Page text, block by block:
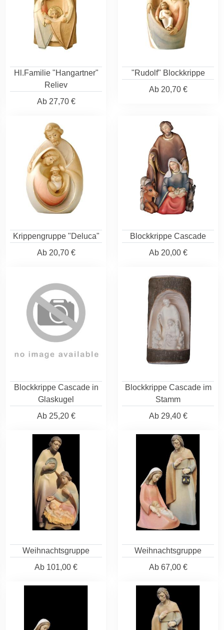
Hl.Familie "Hangartner"
Reliev
Ab27,70 €
"Rudolf" Blockkrippe
Ab20,70 €
Krippengruppe "Deluca"
Ab20,70 €
Blockkrippe Cascade
Ab20,00 €
Blockkrippe Cascade in
Glaskugel
Ab25,20 €
Blockkrippe Cascade im
Stamm
Ab29,40 €
Weihnachtsgruppe
Ab 101,00 €
Weihnachtsgruppe
Ab67,00 €